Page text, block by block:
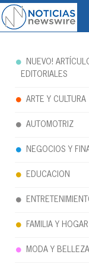
NUEVO!
EDITORIALES
ARTE Y CULTURA
AUTOMOTRIZ
NEGOCIOS Y
EDUCACION
FAMILIA Y HOGAR
MODA Y BELLEZA